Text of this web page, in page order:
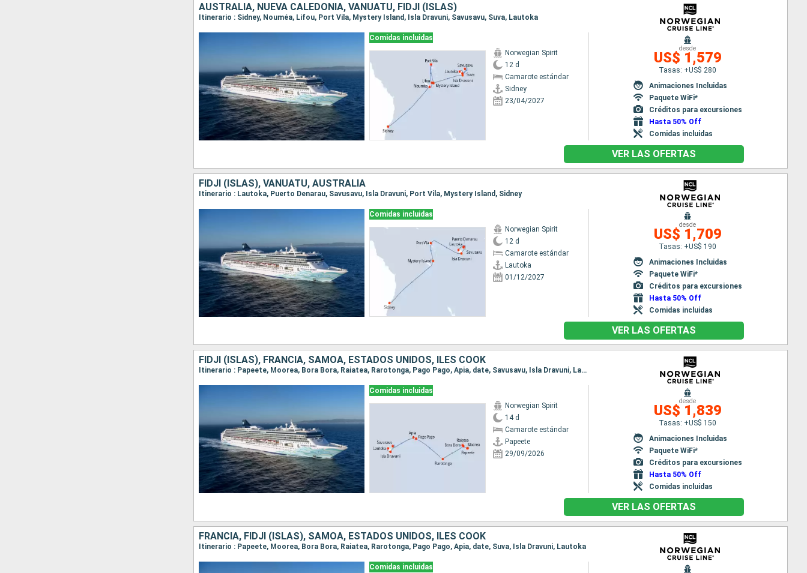
AUSTRALIA, NUEVA CALEDONIA, VANUATU, FIDJI (ISLAS)
Itinerario : Sidney, Nouméa, Lifou, Port Vila, Mystery Island, Isla Dravuni, Savusavu, Suva, Lautoka
Comidas incluidas
Norwegian Spirit
12 d
Camarote estándar
Sidney
23/04/2027
desde
US$ 1,579
Tasas: +US$ 280
Animaciones Incluidas
Paquete WiFi*
Créditos para excursiones
Hasta 50% Off
Comidas incluidas
VER LAS OFERTAS
FIDJI (ISLAS), VANUATU, AUSTRALIA
Itinerario : Lautoka, Puerto Denarau, Savusavu, Isla Dravuni, Port Vila, Mystery Island, Sidney
Comidas incluidas
Norwegian Spirit
12 d
Camarote estándar
Lautoka
01/12/2027
desde
US$ 1,709
Tasas: +US$ 190
Animaciones Incluidas
Paquete WiFi*
Créditos para excursiones
Hasta 50% Off
Comidas incluidas
VER LAS OFERTAS
FIDJI (ISLAS), FRANCIA, SAMOA, ESTADOS UNIDOS, ILES COOK
Itinerario : Papeete, Moorea, Bora Bora, Raiatea, Rarotonga, Pago Pago, Apia, date, Savusavu, Isla Dravuni, Lautoka
Comidas incluidas
Norwegian Spirit
14 d
Camarote estándar
Papeete
29/09/2026
desde
US$ 1,839
Tasas: +US$ 150
Animaciones Incluidas
Paquete WiFi*
Créditos para excursiones
Hasta 50% Off
Comidas incluidas
VER LAS OFERTAS
FRANCIA, FIDJI (ISLAS), SAMOA, ESTADOS UNIDOS, ILES COOK
Itinerario : Papeete, Moorea, Bora Bora, Raiatea, Rarotonga, Pago Pago, Apia, date, Suva, Isla Dravuni, Lautoka
Comidas incluidas